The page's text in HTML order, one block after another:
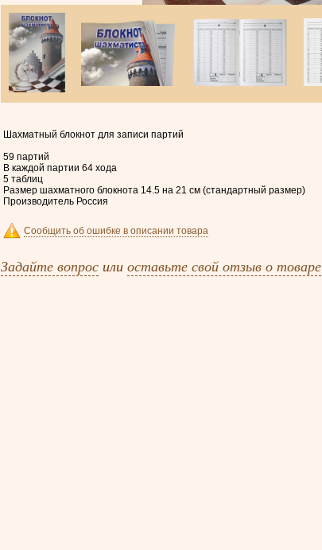
Шахматный блокнот для записи партий
59 партий
В каждой партии 64 хода
5 таблиц
Размер шахматного блокнота 14.5 на 21 см (стандартный размер)
Производитель Россия
Сообщить об ошибке в описании товара
Задайте вопрос или оставьте свой отзыв о товаре